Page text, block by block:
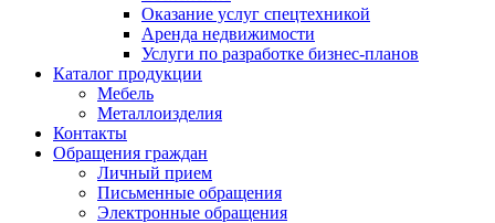
Оказание услуг спецтехникой
Аренда недвижимости
Услуги по разработке бизнес-планов
Каталог продукции
Мебель
Металлоизделия
Контакты
Обращения граждан
Личный прием
Письменные обращения
Электронные обращения